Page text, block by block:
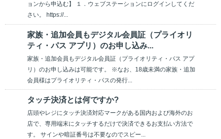
ョンから申込む】 １．ウェブステーションにログインしてくだ
さい。 https://...
家族・追加会員もデジタル会員証（プライオリ
ティ・パス アプリ）のお申し込み...
家族・追加会員もデジタル会員証（プライオリティ・パス アプ
リ）のお申し込みは可能です。 ※なお、18歳未満の家族・追加
会員様はプライオリティ・パスの発行...
タッチ決済とは何ですか?
店頭やレジにタッチ決済対応マークがある国内および海外のお
店で、専用端末にタッチするだけで決済できるお支払い方法で
す。 サインや暗証番号は不要なのでスピー...